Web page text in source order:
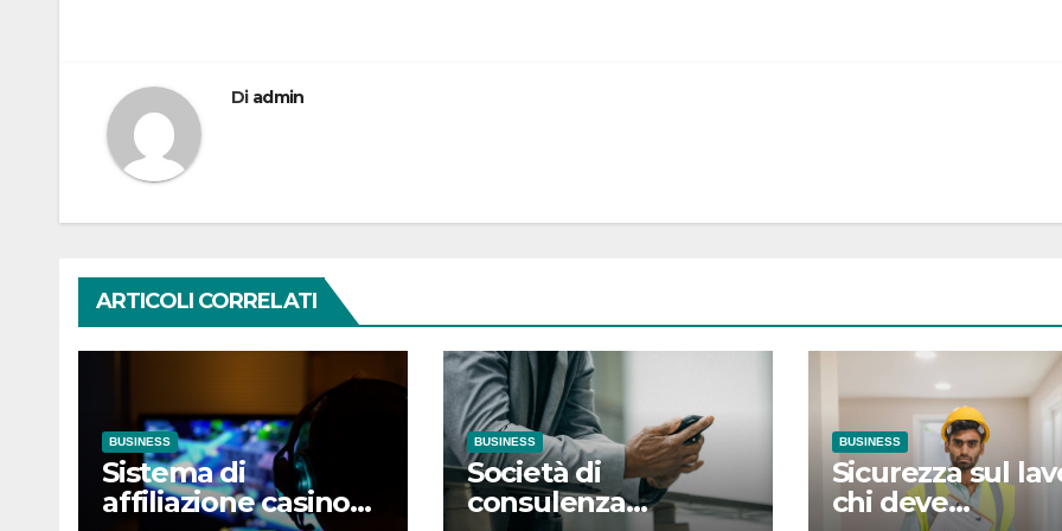
Di admin
ARTICOLI CORRELATI
BUSINESS
Sistema di
affiliazione casino
BUSINESS
Società di
consulenza
BUSINESS
Sicurezza sul
chi deve